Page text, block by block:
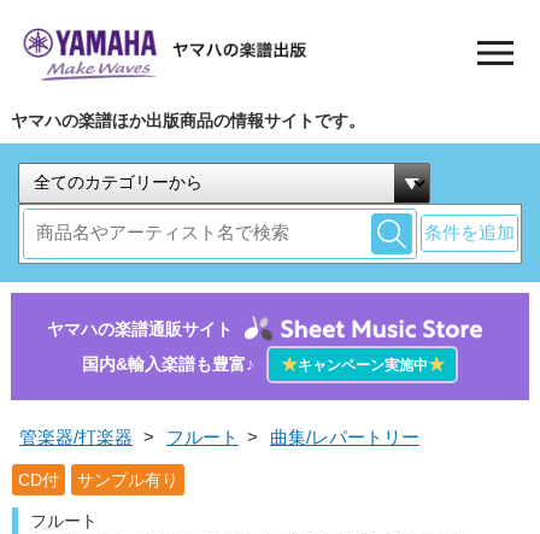
ヤマハの楽譜ほか出版商品の情報サイトです。
条件を追加
ヤマハの楽譜通販サイト
国内&輸入楽譜も豊富♪
★キャンペーン実施中★
管楽器/打楽器 > フルート > 曲集/レパートリー
CD付 サンプル有り
フルート